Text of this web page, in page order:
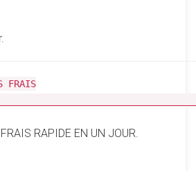
FRAIS
RAPIDE EN UN JOUR.